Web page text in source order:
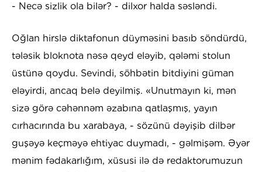
- Necə sizlik ola bilər? - dilxor halda səsləndi.
Oğlan hirslə diktafonun düyməsini basıb söndürdü,
tələsik bloknota nəsə qeyd eləyib, qələmi stolun
üstünə qoydu. Sevindi, söhbətin bitdiyini güman
eləyirdi, ancaq belə deyilmiş. «Unutmayın ki, mən
sizə görə cəhənnəm əzabına qatlaşmış, yayın
cırhacırında bu xarabaya, - sözünü dəyişib dilbər
guşəyə keçməyə ehtiyac duymadı, - gəlmişəm. Əyər
mənim fədakarlığım, xüsusi ilə də redaktorumuzun